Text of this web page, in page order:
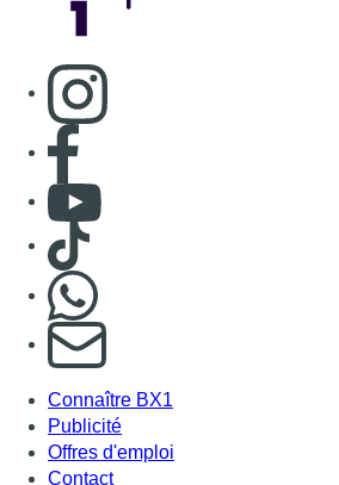
Consulter page Instagram
Consulter page Facebook
Consulter Youtube
Consulter TikTok
S'abonner à notre newsletter
Connaître BX1
Publicité
Offres d'emploi
Contact